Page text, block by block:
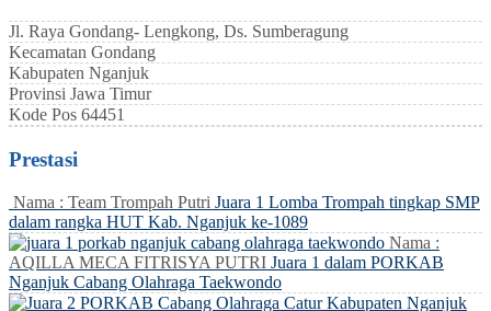
Jl. Raya Gondang- Lengkong, Ds. Sumberagung
Kecamatan Gondang
Kabupaten Nganjuk
Provinsi Jawa Timur
Kode Pos 64451
Prestasi
Nama : Team Trompah Putri Juara 1 Lomba Trompah tingkap SMP
dalam rangka HUT Kab. Nganjuk ke-1089
Nama :
AQILLA MECA FITRISYA PUTRI Juara 1 dalam PORKAB
Nganjuk Cabang Olahraga Taekwondo